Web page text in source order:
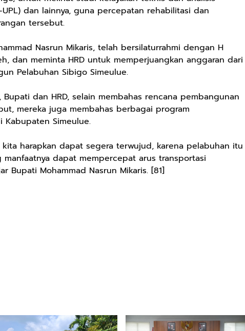
dan lainnya, guna percepatan rehabilitasi dan
tersebut.
Nasrun Mikaris, telah bersilaturrahmi dengan H
dan meminta HRD untuk memperjuangkan anggaran dari
Pelabuhan Sibigo Simeulue.
dan HRD, selain membahas rencana pembangunan
mereka juga membahas berbagai program
Simeulue.
harapkan dapat segera terwujud, karena pelabuhan itu
manfaatnya dapat mempercepat arus transportasi
Bupati Mohammad Nasrun Mikaris. [81]